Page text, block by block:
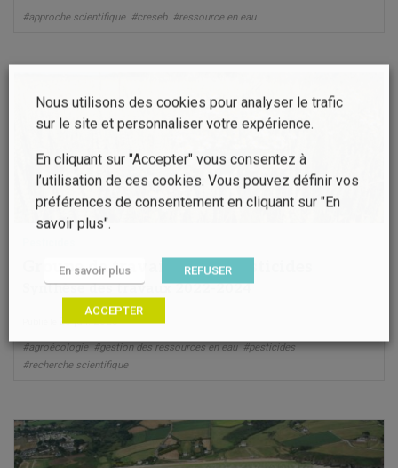
#approche scientifique #creseb #ressource en eau
Groupe de travail eau et pesticides
Synthèse des travaux 2022-2024
25 juil. 2025
#agroécologie #gestion des ressources en eau #pesticides
#recherche scientifique
Nous utilisons des cookies pour analyser le trafic
sur le site et personnaliser votre expérience.
En cliquant sur "Accepter" vous consentez à
l’utilisation de ces cookies. Vous pouvez définir vos
préférences de consentement en cliquant sur "En
savoir plus".
En savoir plus REFUSER
ACCEPTER